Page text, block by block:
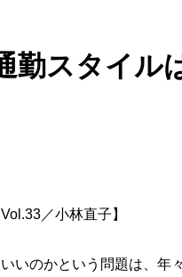
勤スタイル
／小林直子】
いのかという問題は、年